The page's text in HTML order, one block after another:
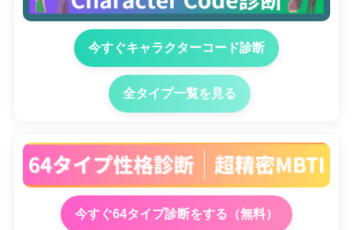
今すぐキャラクターコード診断
全タイプ一覧を見る
今すぐ64タイプ診断をする（無料）